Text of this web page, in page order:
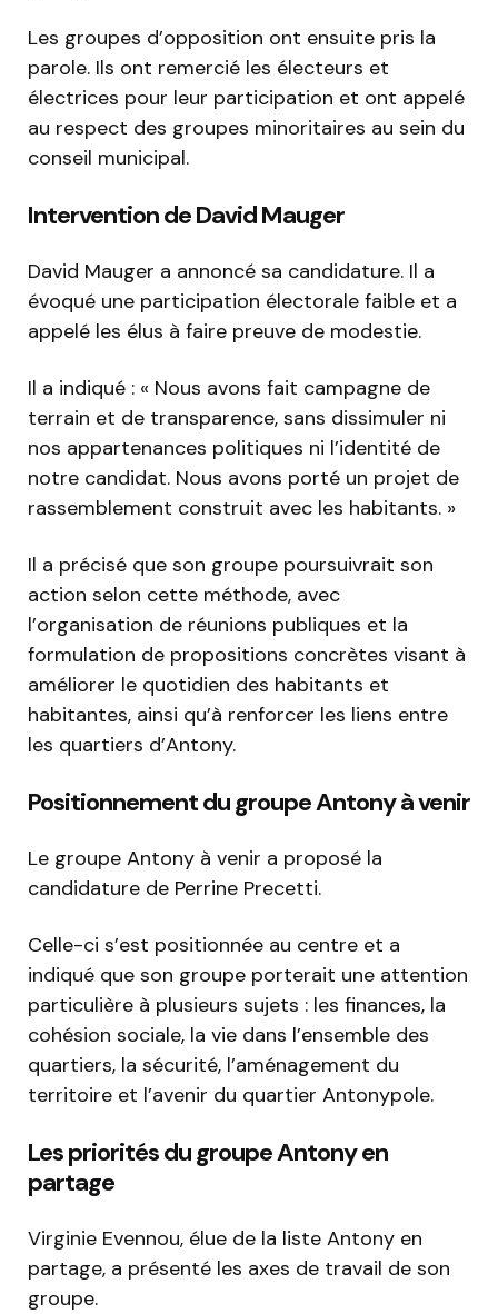
Les groupes d’opposition ont ensuite pris la
parole. Ils ont remercié les électeurs et
électrices pour leur participation et ont appelé
au respect des groupes minoritaires au sein du
conseil municipal.
Intervention de David Mauger
David Mauger a annoncé sa candidature. Il a
évoqué une participation électorale faible et a
appelé les élus à faire preuve de modestie.
Il a indiqué : « Nous avons fait campagne de
terrain et de transparence, sans dissimuler ni
nos appartenances politiques ni l’identité de
notre candidat. Nous avons porté un projet de
rassemblement construit avec les habitants. »
Il a précisé que son groupe poursuivrait son
action selon cette méthode, avec
l’organisation de réunions publiques et la
formulation de propositions concrètes visant à
améliorer le quotidien des habitants et
habitantes, ainsi qu’à renforcer les liens entre
les quartiers d’Antony.
Positionnement du groupe Antony à venir
Le groupe Antony à venir a proposé la
candidature de Perrine Precetti.
Celle-ci s’est positionnée au centre et a
indiqué que son groupe porterait une attention
particulière à plusieurs sujets : les finances, la
cohésion sociale, la vie dans l’ensemble des
quartiers, la sécurité, l’aménagement du
territoire et l’avenir du quartier Antonypole.
Les priorités du groupe Antony en
partage
Virginie Evennou, élue de la liste Antony en
partage, a présenté les axes de travail de son
groupe.